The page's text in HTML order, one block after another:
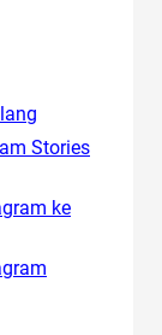
Stories
ke